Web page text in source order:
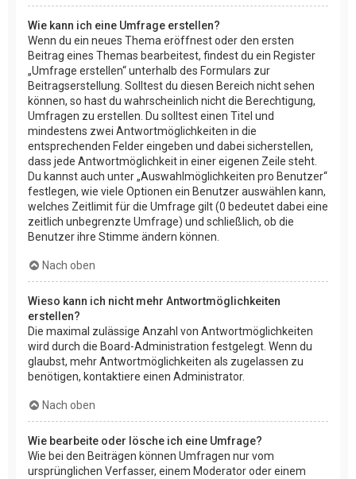
Wie kann ich eine Umfrage erstellen?
Wenn du ein neues Thema eröffnest oder den ersten
Beitrag eines Themas bearbeitest, findest du ein Register
„Umfrage erstellen“ unterhalb des Formulars zur
Beitragserstellung. Solltest du diesen Bereich nicht sehen
können, so hast du wahrscheinlich nicht die Berechtigung,
Umfragen zu erstellen. Du solltest einen Titel und
mindestens zwei Antwortmöglichkeiten in die
entsprechenden Felder eingeben und dabei sicherstellen,
dass jede Antwortmöglichkeit in einer eigenen Zeile steht.
Du kannst auch unter „Auswahlmöglichkeiten pro Benutzer“
festlegen, wie viele Optionen ein Benutzer auswählen kann,
welches Zeitlimit für die Umfrage gilt (0 bedeutet dabei eine
zeitlich unbegrenzte Umfrage) und schließlich, ob die
Benutzer ihre Stimme ändern können.
Nach oben
Wieso kann ich nicht mehr Antwortmöglichkeiten
erstellen?
Die maximal zulässige Anzahl von Antwortmöglichkeiten
wird durch die Board-Administration festgelegt. Wenn du
glaubst, mehr Antwortmöglichkeiten als zugelassen zu
benötigen, kontaktiere einen Administrator.
Nach oben
Wie bearbeite oder lösche ich eine Umfrage?
Wie bei den Beiträgen können Umfragen nur vom
ursprünglichen Verfasser, einem Moderator oder einem